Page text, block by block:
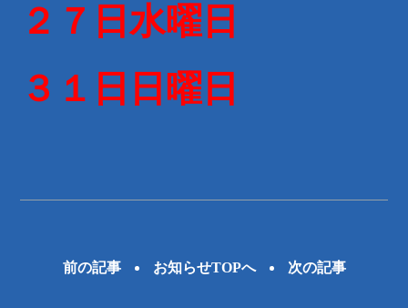
２７日水曜日
３１日日曜日
前の記事 お知らせTOPへ 次の記事